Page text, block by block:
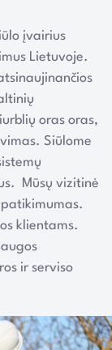
įvairius
Lietuvoje.
oras oras,
Siūlome
Mūsų vizitinė
klientams.
ir serviso